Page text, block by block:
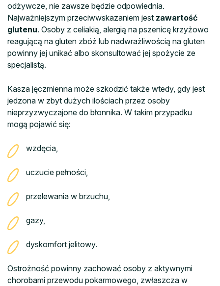
odżywcze, nie zawsze będzie odpowiednia.
Najważniejszym przeciwwskazaniem jest zawartość
glutenu. Osoby z celiakią, alergią na pszenicę krzyżowo
reagującą na gluten zbóż lub nadwrażliwością na gluten
powinny jej unikać albo skonsultować jej spożycie ze
specjalistą.
Kasza jęczmienna może szkodzić także wtedy, gdy jest
jedzona w zbyt dużych ilościach przez osoby
nieprzyzwyczajone do błonnika. W takim przypadku
mogą pojawić się:
wzdęcia,
uczucie pełności,
przelewania w brzuchu,
gazy,
dyskomfort jelitowy.
Ostrożność powinny zachować osoby z aktywnymi
chorobami przewodu pokarmowego, zwłaszcza w